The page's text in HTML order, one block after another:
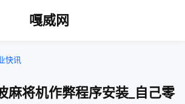
嘎威网
快讯
麻将机作弊程序安装_自己零